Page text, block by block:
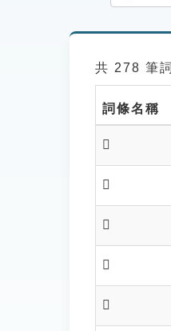
共 278 筆
詞條名稱
𨾪
𨾫
𨾮
𨾯
𨾲